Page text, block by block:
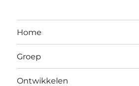
Home
Groep
Ontwikkelen